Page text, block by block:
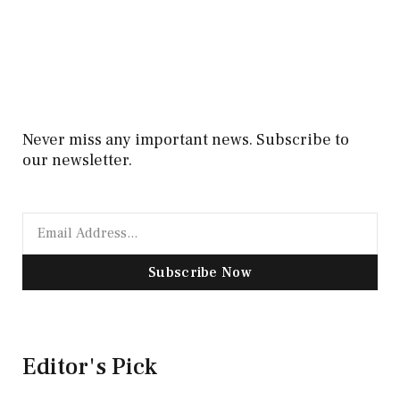
Never miss any important news. Subscribe to
our newsletter.
Subscribe Now
Editor's Pick